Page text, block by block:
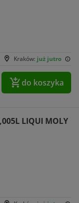
Kraków: już jutro
do koszyka
LIQUI MOLY